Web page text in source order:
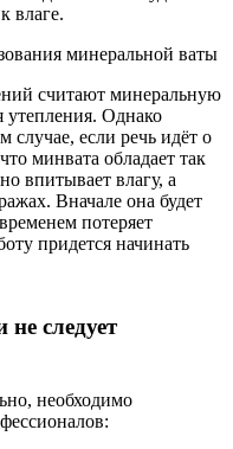
влаге.
минеральной ваты
считают минеральную
утепления. Однако
случае, если речь идёт о
минвата обладает так
впитывает влагу, а
Вначале она будет
потеряет
придется начинать
следует
необходимо